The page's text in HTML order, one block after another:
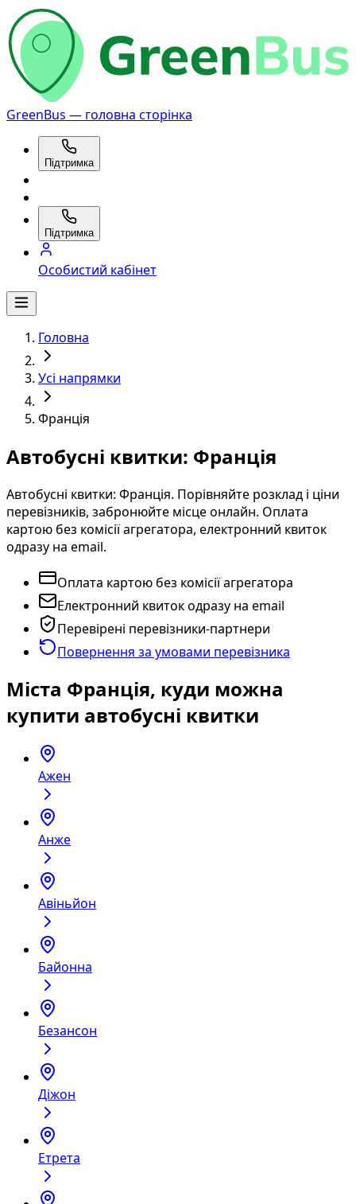
GreenBus — головна сторінка
Підтримка
Підтримка
Особистий кабінет
Головна
Усі напрямки
Франція
Автобусні квитки: Франція
Автобусні квитки: Франція. Порівняйте розклад і ціни
перевізників, забронюйте місце онлайн. Оплата
картою без комісії агрегатора, електронний квиток
одразу на email.
Оплата картою без комісії агрегатора
Електронний квиток одразу на email
Перевірені перевізники-партнери
Повернення за умовами перевізника
Міста Франція, куди можна
купити автобусні квитки
Ажен
Анже
Авіньйон
Байонна
Безансон
Діжон
Етрета